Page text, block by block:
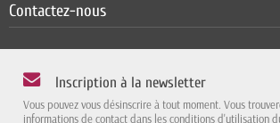
Contactez-nous
Inscription à la newsletter
Vous pouvez vous désinscrire à tout moment. Vous
informations de contact dans les conditions d'utilisation